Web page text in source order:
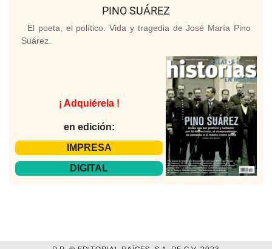
PINO SUÁREZ
El poeta, el político. Vida y tragedia de José María Pino
Suárez.
¡ Adquiérela !
en edición:
IMPRESA
DIGITAL